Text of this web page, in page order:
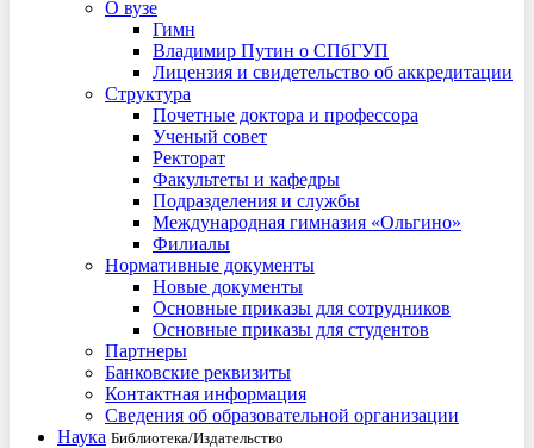
О вузе
Гимн
Владимир Путин о СПбГУП
Лицензия и свидетельство об аккредитации
Структура
Почетные доктора и профессора
Ученый совет
Ректорат
Факультеты и кафедры
Подразделения и службы
Международная гимназия «Ольгино»
Филиалы
Нормативные документы
Новые документы
Основные приказы для сотрудников
Основные приказы для студентов
Партнеры
Банковские реквизиты
Контактная информация
Сведения об образовательной организации
Наука Библиотека/Издательство